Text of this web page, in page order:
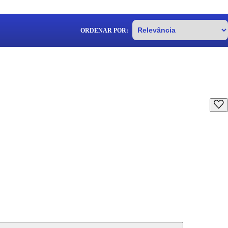
ORDENAR POR: